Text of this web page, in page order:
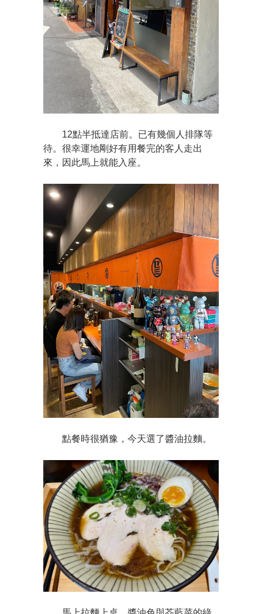
12點半抵達店前。已有幾個人排隊等
待。很幸運地剛好有用餐完的客人走出
來，因此馬上就能入座。
點餐時很猶豫，今天選了醬油拉麵。